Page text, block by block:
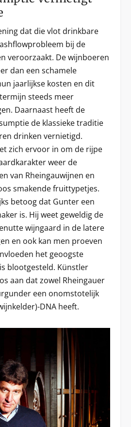
dat die vlot drinkbare
bij de
veroorzaakt. De wijnboeren
dan een schamele
jaarlijkse kosten en dit
steeds meer
Daarnaast heeft de
de klassieke traditie
drinken vernietigd.
zich ervoor in om de rijpe
weer de
van Rheingauwijnen en
smakende fruittypetjes.
betoog dat Gunter een
is. Hij weet geweldig de
wijngaard in de latere
en ook kan men proeven
het geoogste
blootgesteld. Künstler
aan dat zowel Rheingauer
een onomstotelijk
DNA heeft.